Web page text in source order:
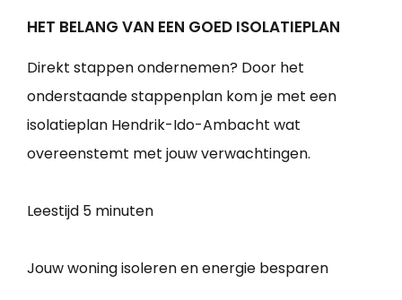
HET BELANG VAN EEN GOED ISOLATIEPLAN
Direkt stappen ondernemen? Door het
onderstaande stappenplan kom je met een
isolatieplan Hendrik-Ido-Ambacht wat
overeenstemt met jouw verwachtingen.
Leestijd 5 minuten
Jouw woning isoleren en energie besparen